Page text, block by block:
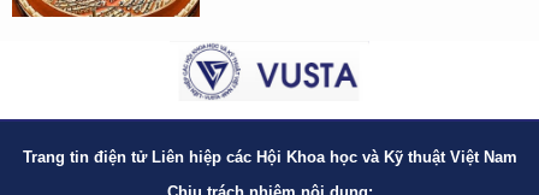
Trang tin điện tử Liên hiệp các Hội Khoa học và Kỹ thuật Việt Nam